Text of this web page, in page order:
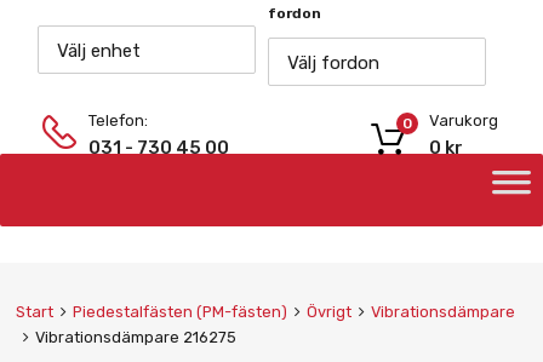
Välj enhet
fordon
Välj fordon
Telefon:
031 - 730 45 00
Varukorg
0 kr
0
Start Piedestalfästen (PM-fästen) Övrigt
Vibrationsdämpare
Vibrationsdämpare 216275